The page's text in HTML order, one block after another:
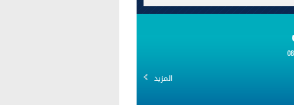
المزيد